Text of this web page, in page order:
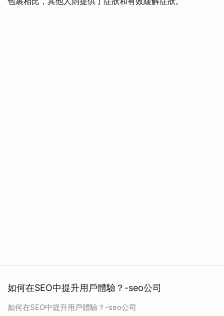
如何在SEO中提升用戶體驗？-seo公司
如何在SEO中提升用戶體驗？-seo公司